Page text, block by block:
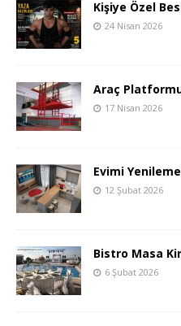
Kişiye Özel
24 Nisan 2026
Araç
17 Nisan 2026
Evimi
12 Şubat 2026
Bistro Masa
6 Şubat 2026